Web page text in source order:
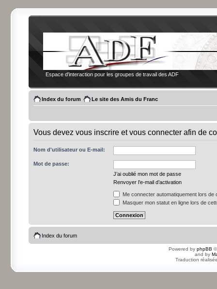
Espace d'interaction pour les groupes de travail des ADF
Index du forum Le site des Amis du Franc
Vous devez vous inscrire et vous connecter afin de
Nom d'utilisateur ou E-mail:
Mot de passe:
J’ai oublié mon mot de passe
Renvoyer l’e-mail d’activation
Me connecter automatiquement lors de
Masquer mon statut en ligne lors de
Index du forum
Powered by phpBB
and by
Traduction